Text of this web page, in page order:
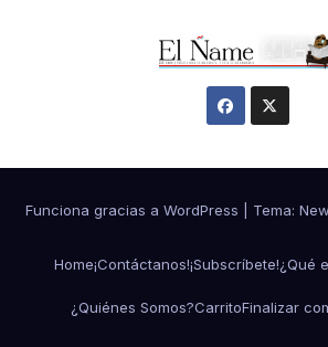
Funciona gracias a WordPress Tema:
Home¡Contáctanos!¡Subscríbete!¿Qué
¿Quiénes Somos?CarritoFinalizar